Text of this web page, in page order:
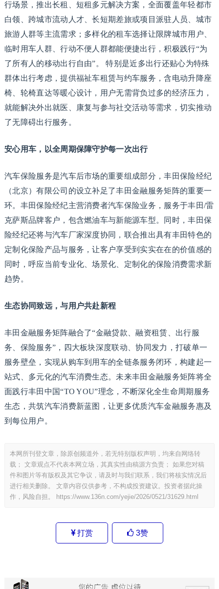
行场景，推出长租、短租多元解决方案，全面覆盖年轻都市
白领、跨城市流动人才、长短期差旅或项目派驻人员、城市
旅游人群等主流需求；多样化的租车选择让限牌城市用户、
临时用车人群、行动不便人群都能便捷出行，积极践行“为
了所有人的移动出行自由”。 特别是近多出行还贴心为特殊
群体出行考虑，提供福祉车租赁与约车服务，含电动升降座
椅、轮椅直达等暖心设计，用户无需背负过多的经济压力，
就能解决外出就医、康复与参与社交活动等需求，切实推动
了无障碍出行服务。
安心用车，以全周期保障守护每一次出行
汽车保险服务是汽车后市场的重要组成部分，丰田保险经纪
（北京）有限公司的设立补足了丰田金融服务矩阵的重要一
环。丰田保险经纪主营消费者汽车保险业务，服务于丰田/雷
克萨斯品牌客户，包含燃油车与新能源车型。同时，丰田保
险经纪还将与汽车厂家深度协同，联合推出具有丰田特色的
定制化保险产品与服务，让客户享受到实实在在的价值感的
同时，呼应当前专业化、场景化、定制化的保险消费需求新
趋势。
生态协同致远，与用户共赴新程
丰田金融服务矩阵融合了“金融贷款、融资租赁、出行服
务、保险服务”，四大板块深度联动、协同发力，打破单一
服务壁垒，实现从购车到用车的全链条服务闭环，构建起一
站式、多元化的汽车消费生态。未来丰田金融服务矩阵将全
面践行丰田中国“TO YOU”理念，不断深化全生命周期服务
生态，共筑汽车消费新蓝图，让更多优质汽车金融服务惠及
到每位用户。
本网所刊登文章，除原创频道外，若无特别版权声明，均来自网络转
载； 文章观点不代表本网立场，其真实性由稿源方负责； 如果您对稿
件和图片等有版权及其它争议，请及时与我们联系，我们将核实情况后
进行相关删除。 文章内容仅供参考，不构成投资建议。投资者据此操
作，风险自担。
https://www.136n.com/yejie/2026/0521/31629.html
打赏 3赞